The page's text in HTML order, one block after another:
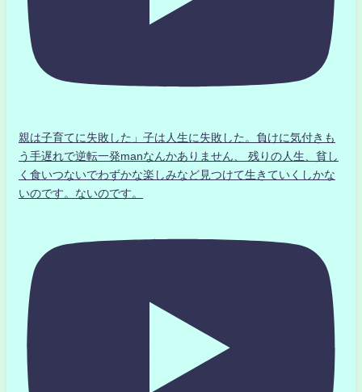
親は子育てに失敗した」子は人生に失敗した。負けに気付きも
う手遅れで逆転一発manなんかありません、 残りの人生、貧し
く食いつないでわずかな楽しみなど見つけて生きていくしかな
いのです。ないのです。